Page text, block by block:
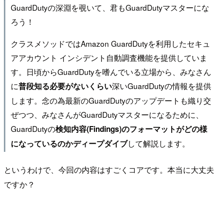
GuardDutyの深淵を覗いて、君もGuardDutyマスターにな
ろう！
クラスメソッドではAmazon GuardDutyを利用したセキュ
アアカウント インシデント自動調査機能を提供していま
す。日頃からGuardDutyを嗜んでいる立場から、みなさん
に普段知る必要がないくらい深いGuardDutyの情報を提供
します。念の為最新のGuardDutyのアップデートも織り交
ぜつつ、みなさんがGuardDutyマスターになるために、
GuardDutyの検知内容(Findings)のフォーマットがどの様
になっているのかディープダイブして解説します。
というわけで、今回の内容はすごくコアです。本当に大丈夫
ですか？